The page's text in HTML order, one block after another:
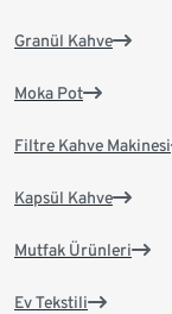
Granül Kahve
Moka Pot
Filtre Kahve Makinesi
Kapsül Kahve
Mutfak Ürünleri
Ev Tekstili